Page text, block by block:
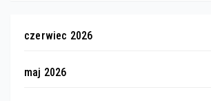
czerwiec 2026
maj 2026